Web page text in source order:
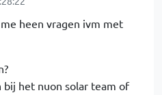
heen vragen ivm met
het nuon solar team of